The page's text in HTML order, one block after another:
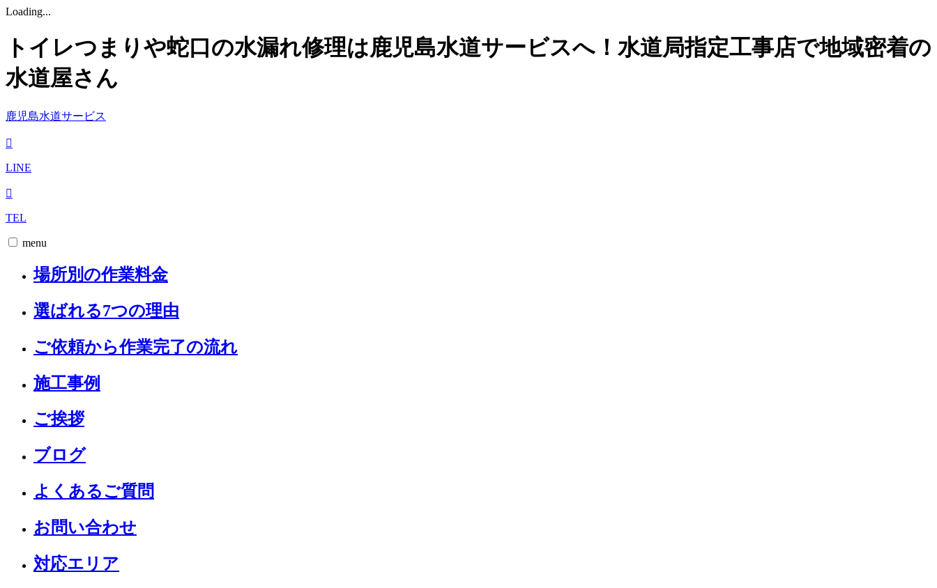
Loading...
トイレつまりや蛇口の水漏れ修理は鹿児島水道サービスへ！水道局指定工事店で地域密着の
水道屋さん
鹿児島水道サービス
LINE
TEL
menu
場所別の作業料金
選ばれる7つの理由
ご依頼から作業完了の流れ
施工事例
ご挨拶
ブログ
よくあるご質問
お問い合わせ
対応エリア